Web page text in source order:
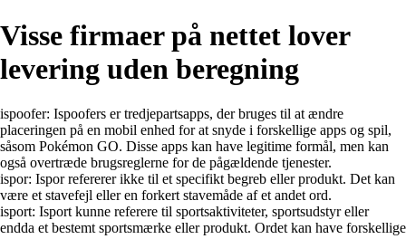
Visse firmaer på nettet lover
levering uden beregning
ispoofer: Ispoofers er tredjepartsapps, der bruges til at ændre
placeringen på en mobil enhed for at snyde i forskellige apps og spil,
såsom Pokémon GO. Disse apps kan have legitime formål, men kan
også overtræde brugsreglerne for de pågældende tjenester.
ispor: Ispor refererer ikke til et specifikt begreb eller produkt. Det kan
være et stavefejl eller en forkert stavemåde af et andet ord.
isport: Isport kunne referere til sportsaktiviteter, sportsudstyr eller
endda et bestemt sportsmærke eller produkt. Ordet kan have forskellige